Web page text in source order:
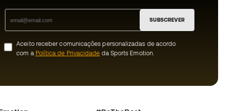
SUBSCREVER
Aceito receber comunicações personalizadas de acordo
com a Política de Privacidade da Sports Emotion.